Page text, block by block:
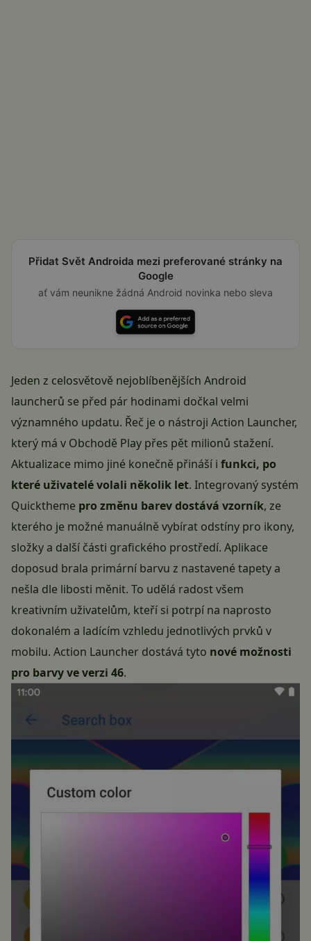
Přidat Svět Androida mezi preferované stránky na
Google
ať vám neunikne žádná Android novinka nebo sleva
Jeden z celosvětově nejoblíbenějších Android
launcherů se před pár hodinami dočkal velmi
významného updatu. Řeč je o nástroji Action Launcher,
který má v Obchodě Play přes pět milionů stažení.
Aktualizace mimo jiné konečně přináší i funkci, po
které uživatelé volali několik let. Integrovaný systém
Quicktheme pro změnu barev dostává vzorník, ze
kterého je možné manuálně vybírat odstíny pro ikony,
složky a další části grafického prostředí. Aplikace
doposud brala primární barvu z nastavené tapety a
nešla dle libosti měnit. To udělá radost všem
kreativním uživatelům, kteří si potrpí na naprosto
dokonalém a ladícím vzhledu jednotlivých prvků v
mobilu. Action Launcher dostává tyto nové možnosti
pro barvy ve verzi 46.